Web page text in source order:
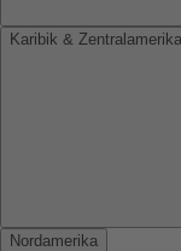
Karibik & Zentralamerika
Nordamerika